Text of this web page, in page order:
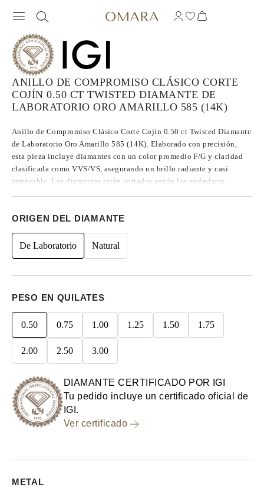
ANILLO DE COMPROMISO CLÁSICO CORTE
COJÍN 0.50 CT TWISTED DIAMANTE DE
LABORATORIO ORO AMARILLO 585 (14K)
Anillo de Compromiso Clásico Corte Cojín 0.50 ct Twisted Diamante
de Laboratorio Oro Amarillo 585 (14K). Elaborado con precisión,
esta pieza incluye diamantes con un color promedio F/G y claridad
clasificada como VVS/VS, asegurando un brillo radiante y casi
impecable. Los diamantes están cortados según los estándares
excepcional, y no presentan fluorescencia.
ORIGEN DEL DIAMANTE
De Laboratorio Natural
PESO EN QUILATES
0.50 0.75 1.00 1.25 1.50 1.75
2.00 2.50 3.00
DIAMANTE CERTIFICADO POR IGI
Tu pedido incluye un certificado oficial de
IGI.
Ver certificado
METAL